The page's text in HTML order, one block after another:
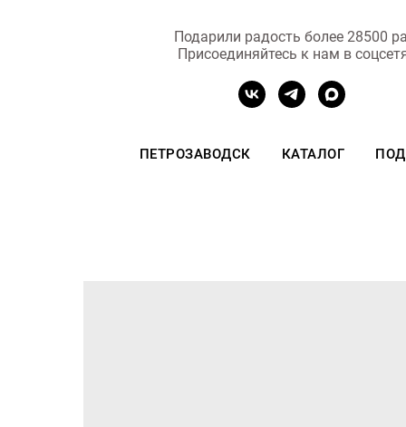
Подарили радость более 28500
Присоединяйтесь к нам в
ПЕТРОЗАВОДСК КАТАЛОГ